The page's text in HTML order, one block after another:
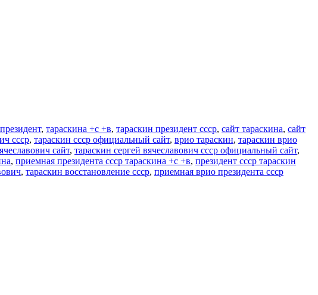
, тараскина +с +в, тараскин президент ссср, сайт тараскина, сайт
ссср, тараскин ссср официальный сайт, врио тараскин, тараскин врио
сайт, тараскин сергей вячеславович ссср официальный сайт,
, приемная президента ссср тараскина +с +в, президент ссср тараскин
, тараскин восстановление ссср, приемная врио президента ссср